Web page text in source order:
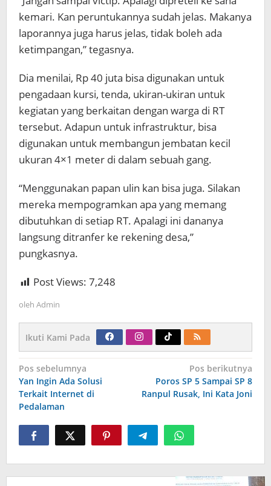
kemari. Kan peruntukannya sudah jelas. Makanya
laporannya juga harus jelas, tidak boleh ada
ketimpangan,” tegasnya.
Dia menilai, Rp 40 juta bisa digunakan untuk
pengadaan kursi, tenda, ukiran-ukiran untuk
kegiatan yang berkaitan dengan warga di RT
tersebut. Adapun untuk infrastruktur, bisa
digunakan untuk membangun jembatan kecil
ukuran 4×1 meter di dalam sebuah gang.
“Menggunakan papan ulin kan bisa juga. Silakan
mereka mempogramkan apa yang memang
dibutuhkan di setiap RT. Apalagi ini dananya
langsung ditranfer ke rekening desa,”
pungkasnya.
Post Views: 7,248
oleh Admin
Ikuti Kami Pada
Navigasi
pos
Pos sebelumnya
Yan Ingin Ada Solusi
Terkait Internet di
Pedalaman
Pos berikutnya
Poros SP 5 Sampai SP 8
Ranpul Rusak, Ini Kata Joni